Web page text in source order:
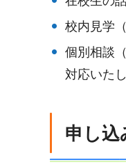
校内見学
個別相談
対応いた
申し込